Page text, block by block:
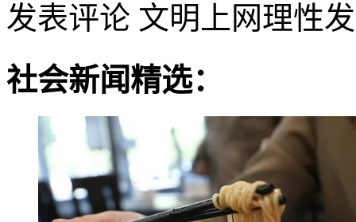
发表评论 文明上网理性
社会新闻精选：